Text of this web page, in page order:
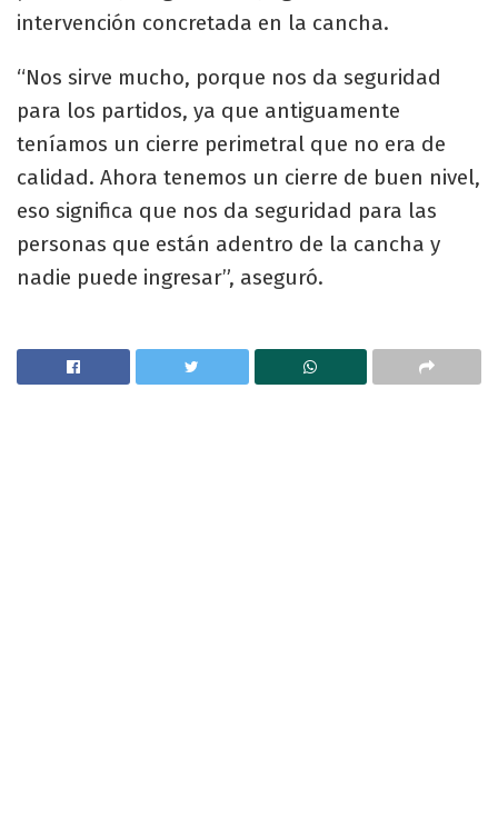
intervención concretada en la cancha.
“Nos sirve mucho, porque nos da seguridad
para los partidos, ya que antiguamente
teníamos un cierre perimetral que no era de
calidad. Ahora tenemos un cierre de buen nivel,
eso significa que nos da seguridad para las
personas que están adentro de la cancha y
nadie puede ingresar”, aseguró.